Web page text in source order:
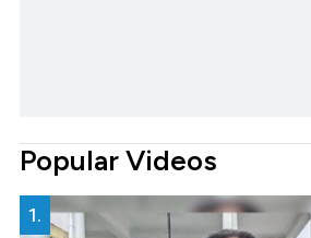
Popular Videos
1.